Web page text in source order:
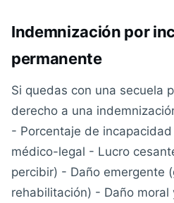
Indemnización por
permanente
Si quedas con una secuela
derecho a una
- Porcentaje de
médico-legal - Lucro
percibir) - Daño emergente
rehabilitación) - Daño